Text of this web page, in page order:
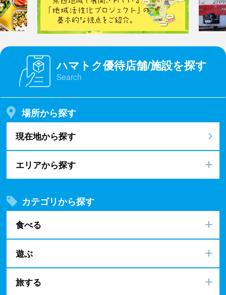
ハマトク優待店舗/施設を探す
Search
場所から探す
現在地から探す
エリアから探す
カテゴリから探す
食べる
遊ぶ
旅する